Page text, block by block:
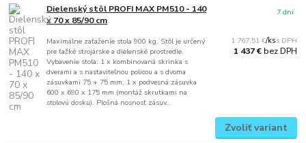
Dielenský stôl PROFI MAX PM510 - 140
x 70 x 85/90 cm
Maximálne zaťaženie stola 900 kg. Stôl je určený
pre ťažké strojárske a dielenské prostredie.
Vybavenie stola: 1 x kombinovaná skrinka s
dverami a s nastaviteľnou policou a s dvoma
zásuvkami 75 + 75 mm, 1 x podvesná zásuvka
600 x 690 x 175 mm (montáž skrutkami na
stolovú dosku). Plošná nosnosť zásuv...
1 767,51 €/ks
1 437 €bez DPH
7 dní
Zvoliť variant